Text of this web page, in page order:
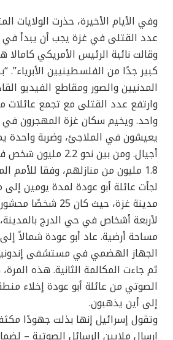
وفي الأيام الأخيرة، حذرت الولايات
عدد القتلى في غزة يجب أن يبدأ في
وقالت نائبة الرئيس الأمريكي
كبير جدًا من الفلسطينيين الأبرياء”.
المدنيين والصور ومقاطع الفيديو
وارتفع عدد القتلى مع تجمع
واحد. ويخيم سكان غزة المهجرون في
يعيشون في الملاجئ، وضربة
أجيال. ومن بين نحو
1.8 مليون من منازلهم، وفقا للأمم المتحدة.
لجأت عائلة أبو عودة لمدة يومين
مدينة غزة، حيث كان
لأربعة أشخاص في حي الدرج
مساحة أرضية. عاد أبو عودة شمالاً
الجهاز الهضمي في مستشفى
ثم جاءت المكالمة الثانية. هذه
الصوتي من عائلة أبو عودة إخلاء
إلى أين يذهبون.
وتقول إسرائيل إنها بذلت جهودًا